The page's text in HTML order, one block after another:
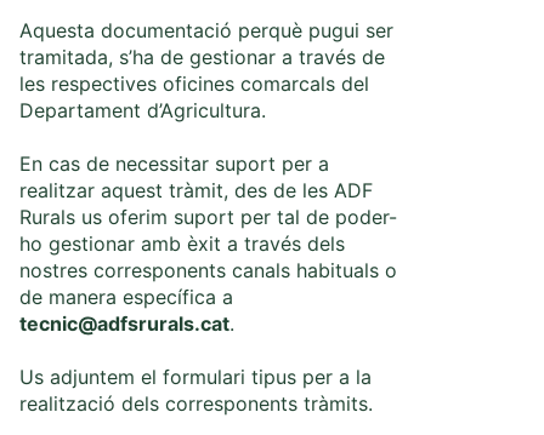
Aquesta documentació perquè pugui ser
tramitada, s’ha de gestionar a través de
les respectives oficines comarcals del
Departament d’Agricultura.
En cas de necessitar suport per a
realitzar aquest tràmit, des de les ADF
Rurals us oferim suport per tal de poder-
ho gestionar amb èxit a través dels
nostres corresponents canals habituals o
de manera específica a
tecnic@adfsrurals.cat.
Us adjuntem el formulari tipus per a la
realització dels corresponents tràmits.